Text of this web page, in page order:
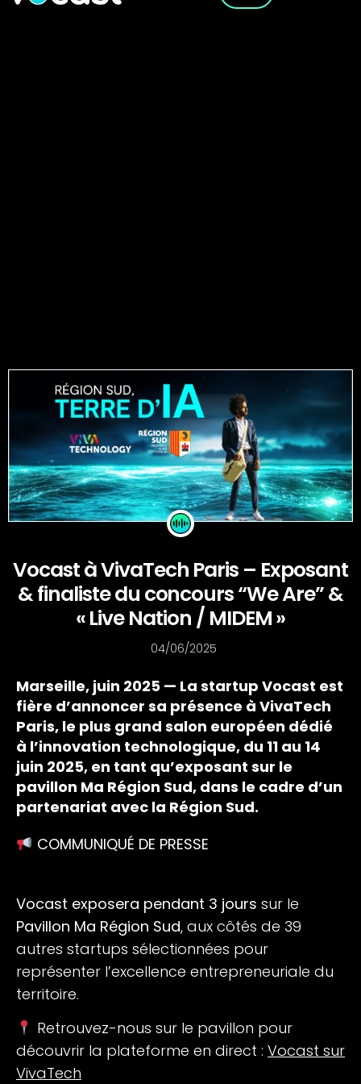
Vocast à VivaTech Paris – Exposant
& finaliste du concours “We Are” &
« Live Nation / MIDEM »
04/06/2025
Marseille, juin 2025 — La startup Vocast est
fière d’annoncer sa présence à VivaTech
Paris, le plus grand salon européen dédié
à l’innovation technologique, du 11 au 14
juin 2025, en tant qu’exposant sur le
pavillon Ma Région Sud, dans le cadre d’un
partenariat avec la Région Sud.
COMMUNIQUÉ DE PRESSE
Vocast exposera pendant 3 jours sur le
Pavillon Ma Région Sud, aux côtés de 39
autres startups sélectionnées pour
représenter l’excellence entrepreneuriale du
territoire.
Retrouvez-nous sur le pavillon pour
découvrir la plateforme en direct : Vocast sur
VivaTech